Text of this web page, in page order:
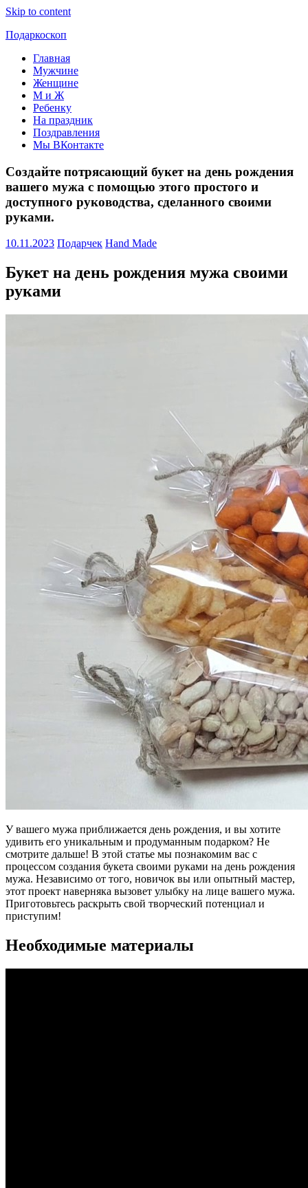
Skip to content
Подаркоскоп
Поможем
выбрать
подарить
Главная
Мужчине
Женщине
М и Ж
Ребенку
На праздник
Поздравления
Мы ВКонтакте
Создайте потрясающий букет на день рождения
вашего мужа с помощью этого простого и
доступного руководства, сделанного своими
руками.
10.11.2023 Подарчек Hand Made
Букет на день рождения мужа своими
руками
У вашего мужа приближается день рождения, и вы хотите
удивить его уникальным и продуманным подарком? Не
смотрите дальше! В этой статье мы познакомим вас с
процессом создания букета своими руками на день рождения
мужа. Независимо от того, новичок вы или опытный мастер,
этот проект наверняка вызовет улыбку на лице вашего мужа.
Приготовьтесь раскрыть свой творческий потенциал и
приступим!
Необходимые материалы